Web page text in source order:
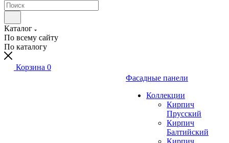
Каталог
По всему сайту
По каталогу
Корзина 0
Фасадные панели
Коллекции
Кирпич
Прусский
Кирпич
Балтийский
Кирпич